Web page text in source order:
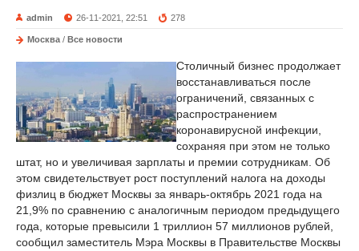
admin 26-11-2021, 22:51 278
Москва / Все новости
Столичный бизнес продолжает
восстанавливаться после
ограничений, связанных с
распространением
коронавирусной инфекции,
сохраняя при этом не только
штат, но и увеличивая зарплаты и премии сотрудникам. Об
этом свидетельствует рост поступлений налога на доходы
физлиц в бюджет Москвы за январь-октябрь 2021 года на
21,9% по сравнению с аналогичным периодом предыдущего
года, которые превысили 1 триллион 57 миллионов рублей,
сообщил заместитель Мэра Москвы в Правительстве Москвы